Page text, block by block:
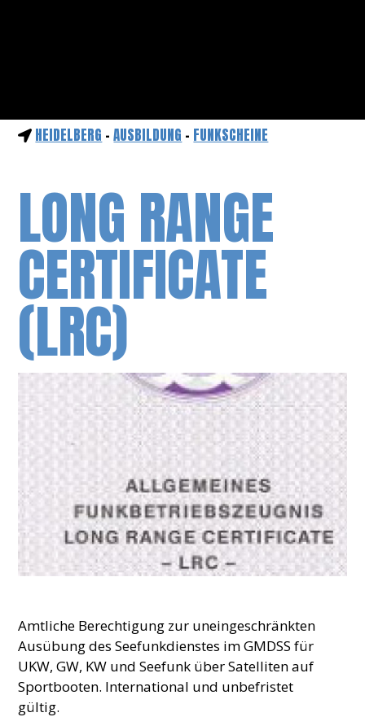
HEIDELBERG -AUSBILDUNG - FUNKSCHEINE
LONG RANGE
CERTIFICATE
(LRC)
Amtliche Berechtigung zur uneingeschränkten
Ausübung des Seefunkdienstes im GMDSS für
UKW, GW, KW und Seefunk über Satelliten auf
Sportbooten. International und unbefristet
gültig.